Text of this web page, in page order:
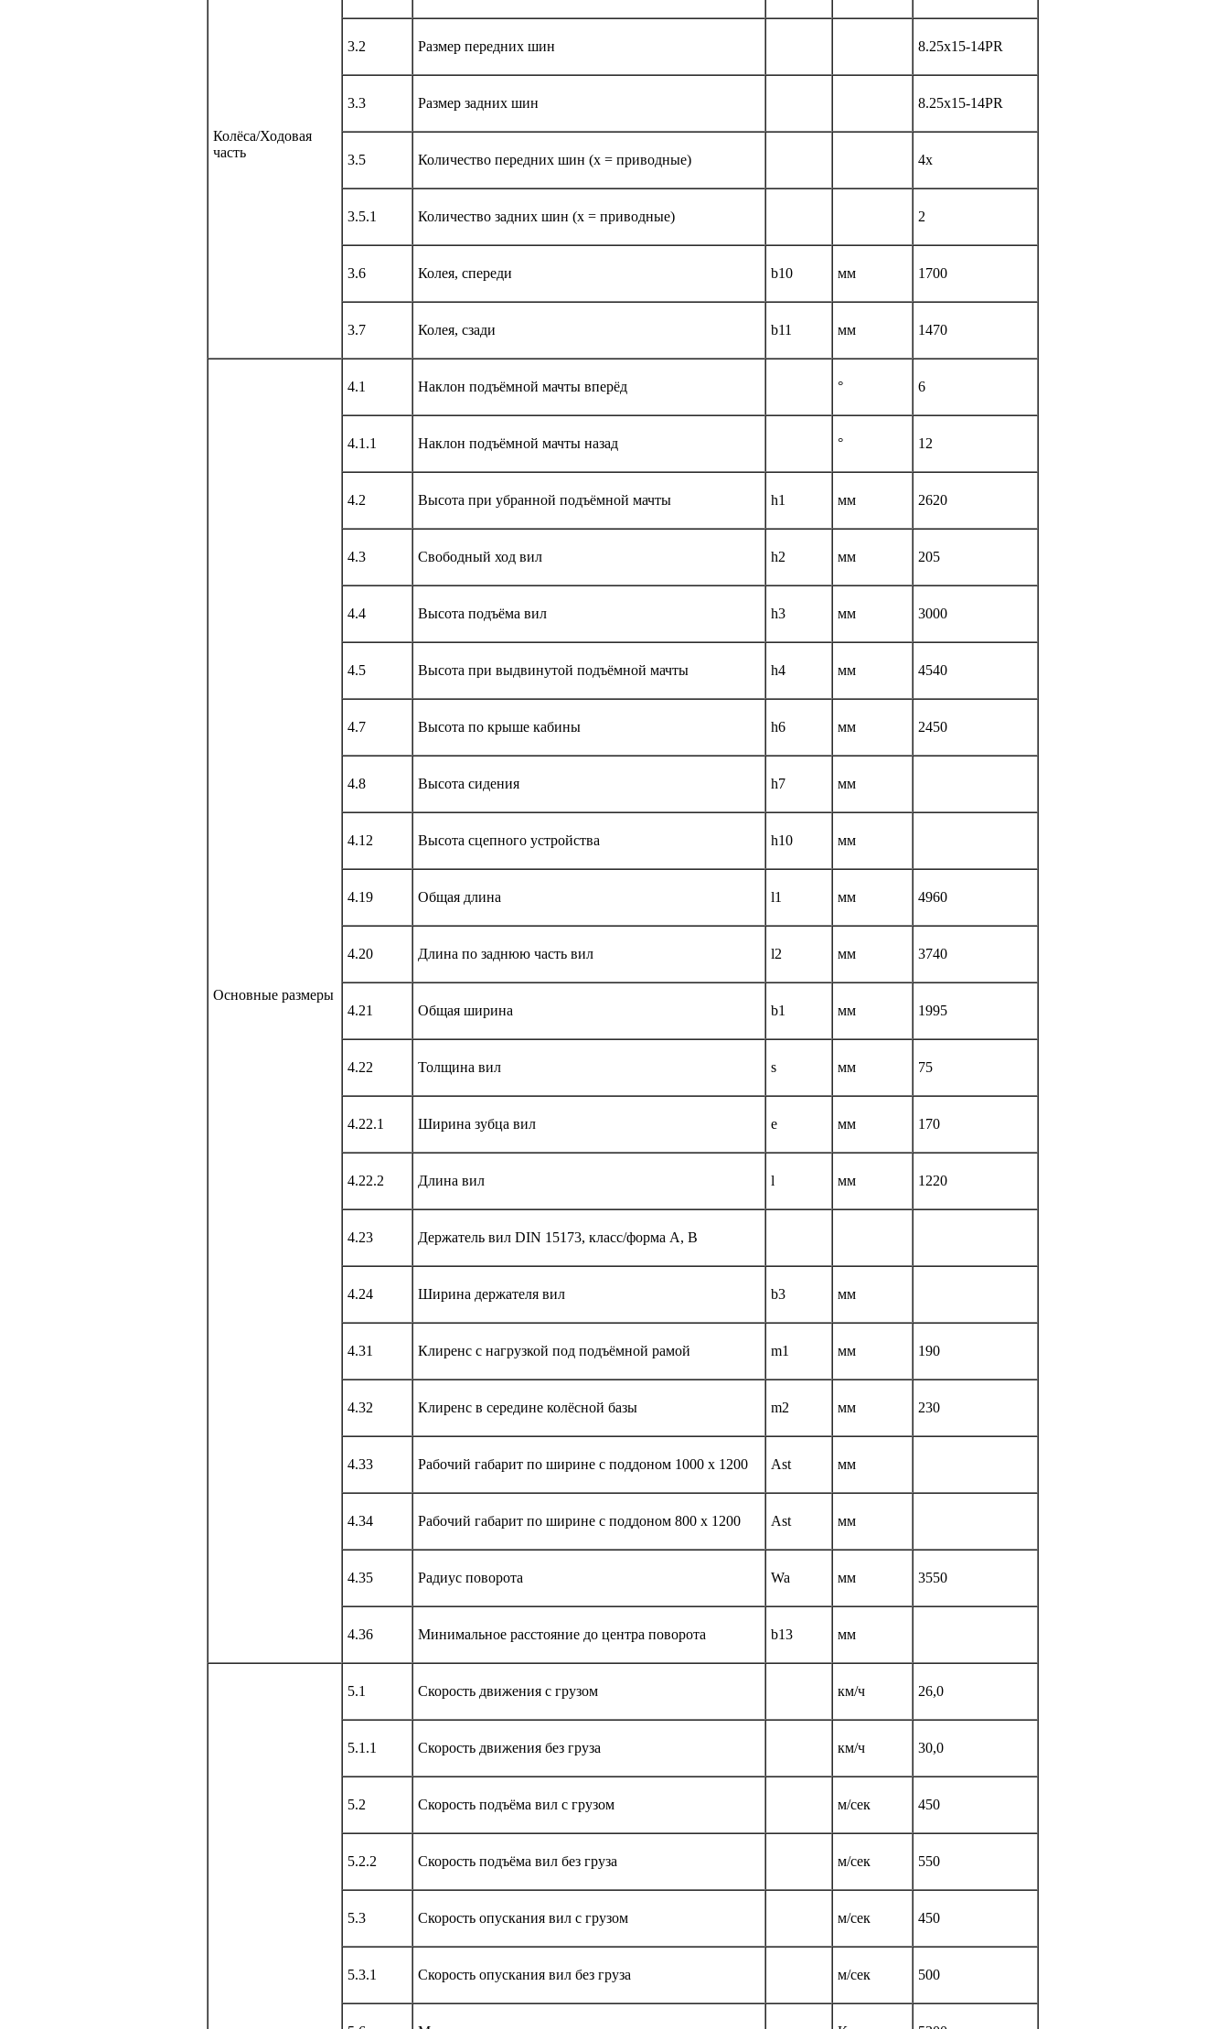
Колёса/Ходовая
часть
3.2 Размер передних шин 8.25x15-14PR
3.3 Размер задних шин 8.25x15-14PR
3.5 Количество передних шин (x = приводные) 4х
3.5.1 Количество задних шин (x = приводные) 2
3.6 Колея, спереди b10 мм 1700
3.7 Колея, сзади b11 мм 1470
Основные размеры
4.1 Наклон подъёмной мачты вперёд ° 6
4.1.1 Наклон подъёмной мачты назад ° 12
4.2 Высота при убранной подъёмной мачты h1 мм 2620
4.3 Свободный ход вил h2 мм 205
4.4 Высота подъёма вил h3 мм 3000
4.5 Высота при выдвинутой подъёмной мачты h4 мм 4540
4.7 Высота по крыше кабины h6 мм 2450
4.8 Высота сидения h7 мм
4.12 Высота сцепного устройства h10 мм
4.19 Общая длина l1 мм 4960
4.20 Длина по заднюю часть вил l2 мм 3740
4.21 Общая ширина b1 мм 1995
4.22 Толщина вил s мм 75
4.22.1 Ширина зубца вил e мм 170
4.22.2 Длина вил l мм 1220
4.23 Держатель вил DIN 15173, класс/форма A, B
4.24 Ширина держателя вил b3 мм
4.31 Клиренс с нагрузкой под подъёмной рамой m1 мм 190
4.32 Клиренс в середине колёсной базы m2 мм 230
4.33 Рабочий габарит по ширине с поддоном 1000 x 1200 Ast мм
4.34 Рабочий габарит по ширине с поддоном 800 x 1200 Ast мм
4.35 Радиус поворота Wa мм 3550
4.36 Минимальное расстояние до центра поворота b13 мм
5.1 Скорость движения с грузом км/ч 26,0
5.1.1 Скорость движения без груза км/ч 30,0
5.2 Скорость подъёма вил с грузом м/сек 450
5.2.2 Скорость подъёма вил без груза м/сек 550
5.3 Скорость опускания вил с грузом м/сек 450
5.3.1 Скорость опускания вил без груза м/сек 500